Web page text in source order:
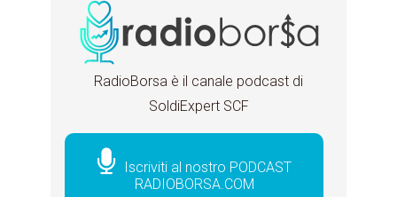
RadioBorsa è il canale podcast di
SoldiExpert SCF
Iscriviti al nostro PODCAST
RADIOBORSA.COM